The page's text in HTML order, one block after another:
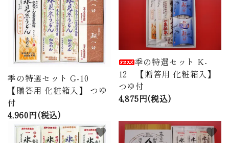
ページ一覧
季の特選セット G-10
【贈答用 化粧箱入】 つゆ
付
4,960円(税込)
季の特選セット K-
12 【贈答用 化粧箱入】
つゆ付
4,875円(税込)
favorite favorite